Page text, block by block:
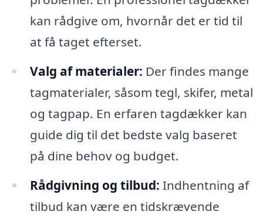
kan rådgive om, hvornår det er tid til
at få taget efterset.
Valg af materialer: Der findes mange
tagmaterialer, såsom tegl, skifer, metal
og tagpap. En erfaren tagdækker kan
guide dig til det bedste valg baseret
på dine behov og budget.
Rådgivning og tilbud: Indhentning af
tilbud kan være en tidskrævende